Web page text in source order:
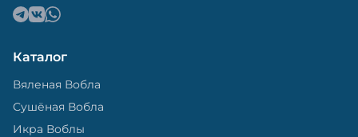
Каталог
Вяленая Вобла
Сушёная Вобла
Икра Воблы